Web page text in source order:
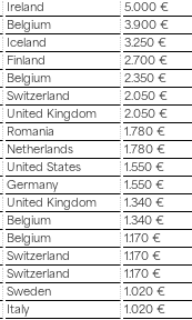
Ireland
5.000 €
Belgium
3.900 €
Iceland
3.250 €
Finland
2.700 €
Belgium
2.350 €
Switzerland
2.050 €
United Kingdom
2.050 €
Romania
1.780 €
Netherlands
1.780 €
United States
1.550 €
Germany
1.550 €
United Kingdom
1.340 €
Belgium
1.340 €
Belgium
1.170 €
Switzerland
1.170 €
Switzerland
1.170 €
Sweden
1.020 €
Italy
1.020 €